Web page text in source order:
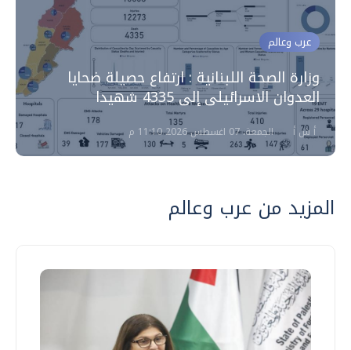
عرب وعالم
وزارة الصحة اللبنانية : ارتفاع حصيلة ضحايا
العدوان الاسرائيلى إلى 4335 شهيدا
أ ش أ الجمعة، 07 اغسطس 2026 11:10 م
المزيد من عرب وعالم